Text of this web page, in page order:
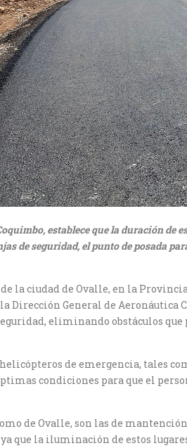
establece que la duración de
de seguridad, el punto de posada
la ciudad de Ovalle, en la
Dirección General de Aeronáutica
eliminando obstáculos
de emergencia, tales
condiciones para que el
de Ovalle, son las de
que la iluminación de estos